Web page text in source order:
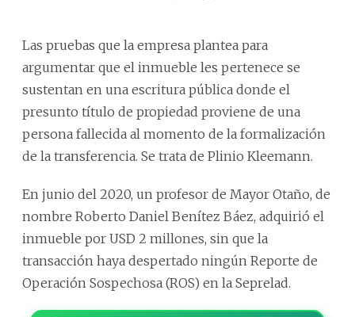
Las pruebas que la empresa plantea para
argumentar que el inmueble les pertenece se
sustentan en una escritura pública donde el
presunto título de propiedad proviene de una
persona fallecida al momento de la formalización
de la transferencia. Se trata de Plinio Kleemann.
En junio del 2020, un profesor de Mayor Otaño, de
nombre Roberto Daniel Benítez Báez, adquirió el
inmueble por USD 2 millones, sin que la
transacción haya despertado ningún Reporte de
Operación Sospechosa (ROS) en la Seprelad.